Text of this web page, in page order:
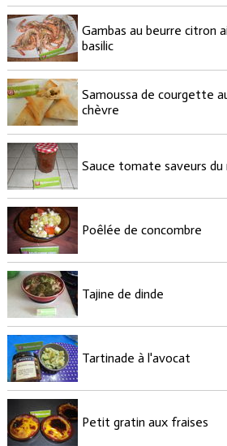
Gambas au beurre citron
basilic
Samoussa de courgette
chèvre
Sauce tomate saveurs du
Poêlée de concombre
Tajine de dinde
Tartinade à l'avocat
Petit gratin aux fraises